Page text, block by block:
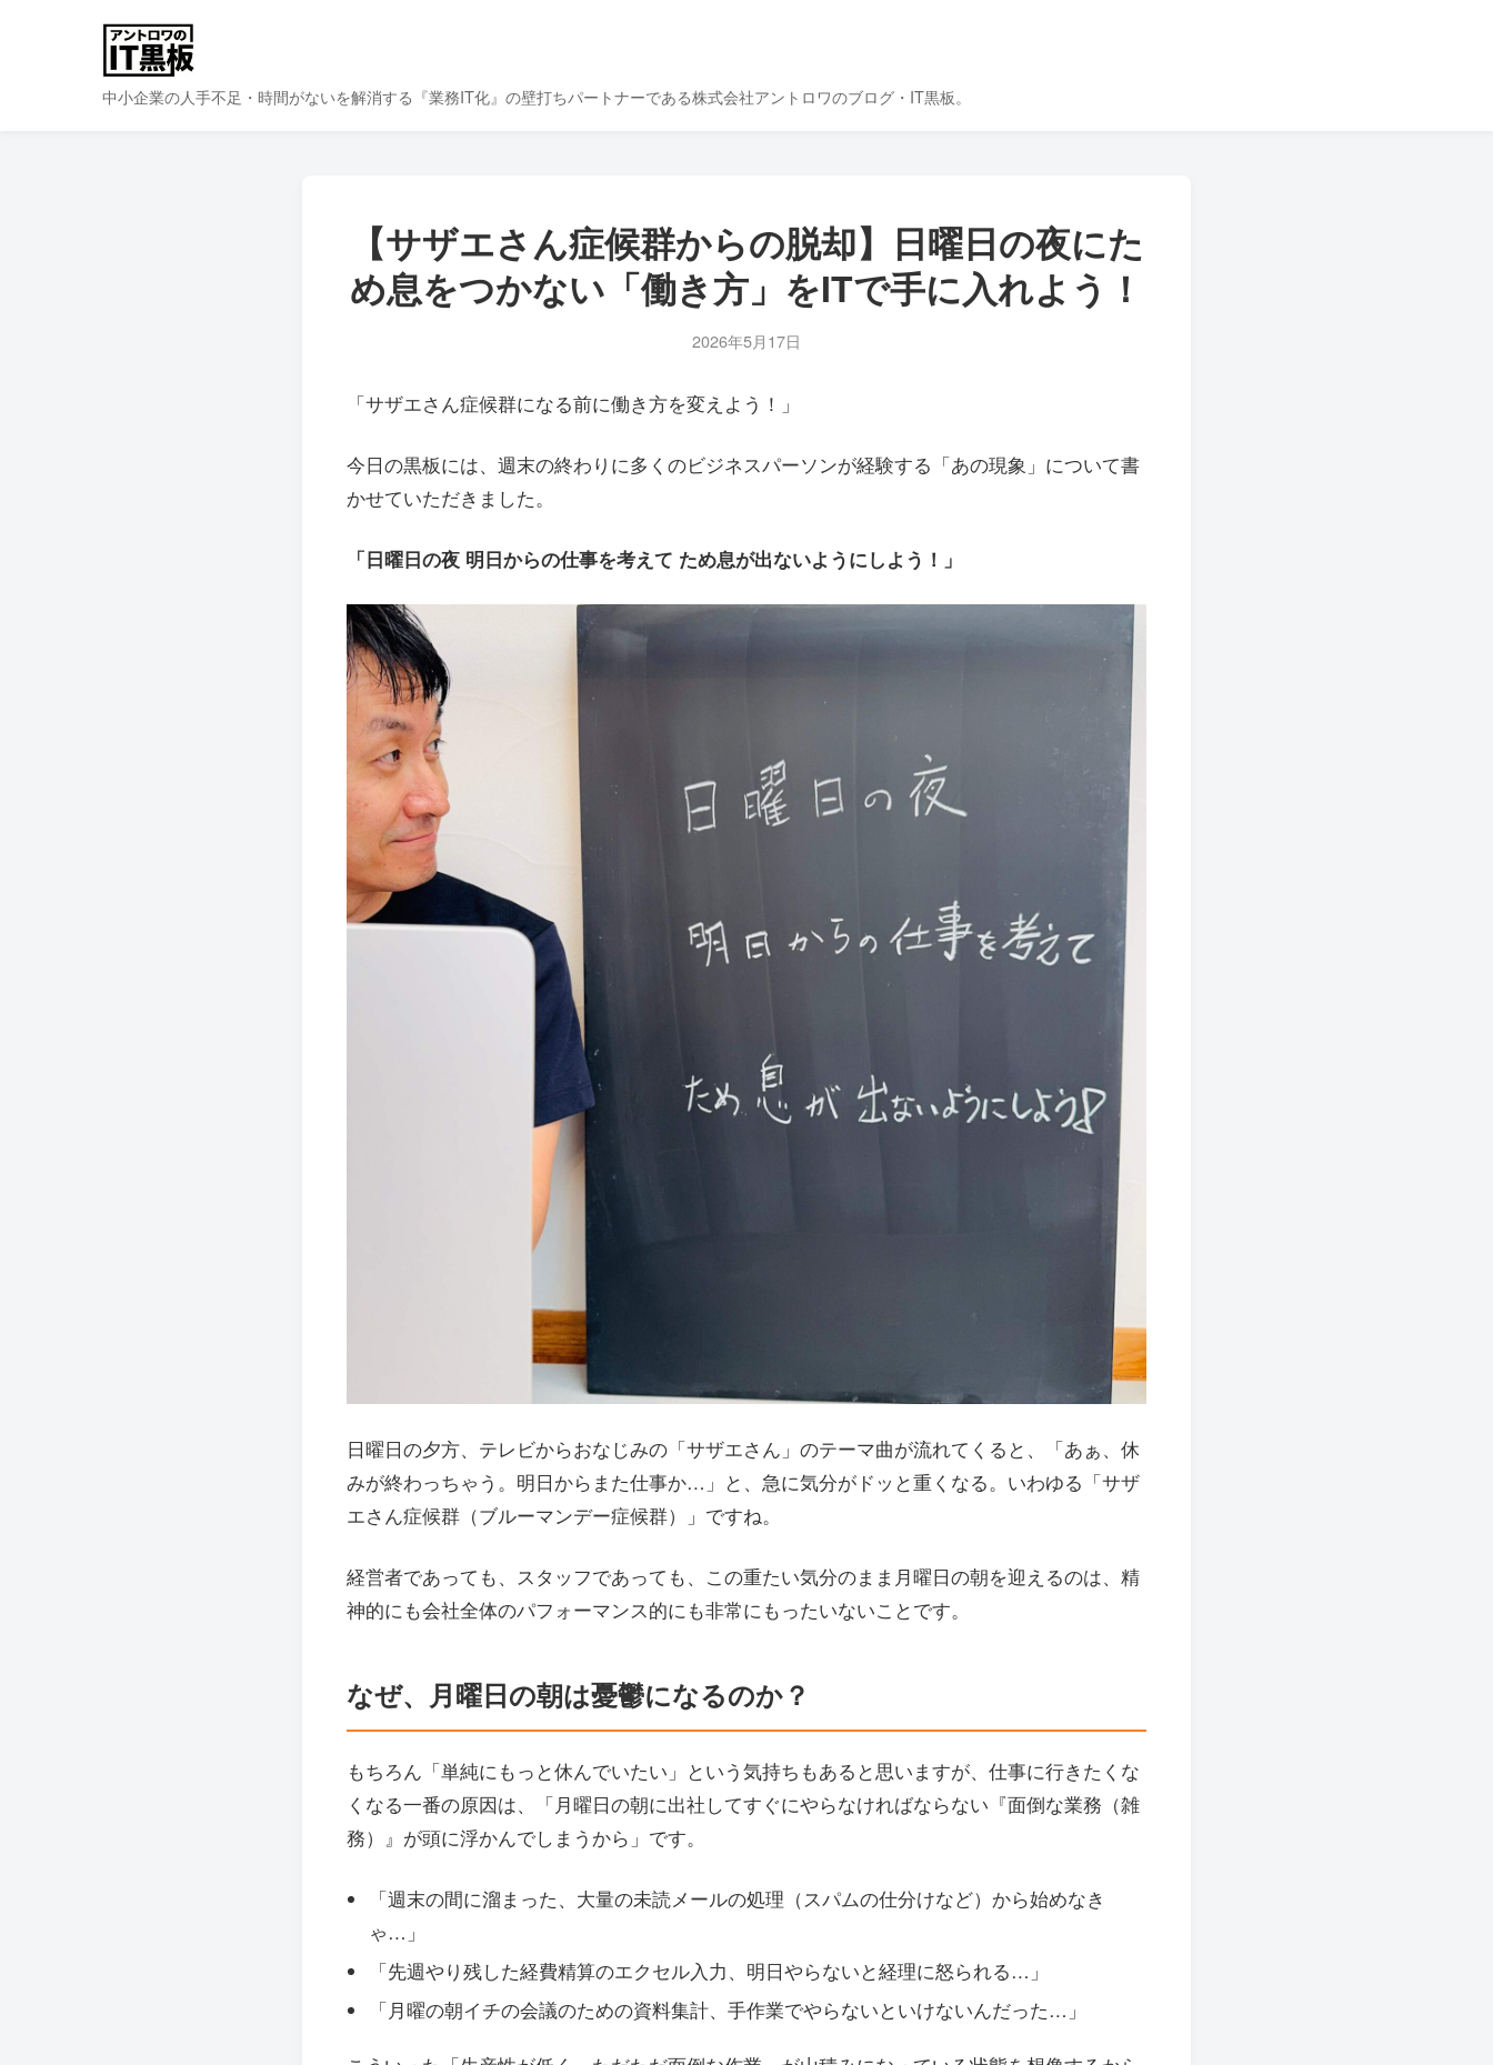
中小企業の人手不足・時間がないを解消する『業務IT化』の壁打ちパートナーである株式会社アントロワのブログ・IT黒板。
【サザエさん症候群からの脱却】日曜日の夜にた
め息をつかない「働き方」をITで手に入れよう！
2026年5月17日
「サザエさん症候群になる前に働き方を変えよう！」
今日の黒板には、週末の終わりに多くのビジネスパーソンが経験する「あの現象」について書
かせていただきました。
「日曜日の夜 明日からの仕事を考えて ため息が出ないようにしよう！」
日曜日の夕方、テレビからおなじみの「サザエさん」のテーマ曲が流れてくると、「あぁ、休
みが終わっちゃう。明日からまた仕事か…」と、急に気分がドッと重くなる。いわゆる「サザ
エさん症候群（ブルーマンデー症候群）」ですね。
経営者であっても、スタッフであっても、この重たい気分のまま月曜日の朝を迎えるのは、精
神的にも会社全体のパフォーマンス的にも非常にもったいないことです。
なぜ、月曜日の朝は憂鬱になるのか？
もちろん「単純にもっと休んでいたい」という気持ちもあると思いますが、仕事に行きたくな
くなる一番の原因は、「月曜日の朝に出社してすぐにやらなければならない『面倒な業務（雑
務）』が頭に浮かんでしまうから」です。
「週末の間に溜まった、大量の未読メールの処理（スパムの仕分けなど）から始めなき
ゃ…」
「先週やり残した経費精算のエクセル入力、明日やらないと経理に怒られる…」
「月曜の朝イチの会議のための資料集計、手作業でやらないといけないんだった…」